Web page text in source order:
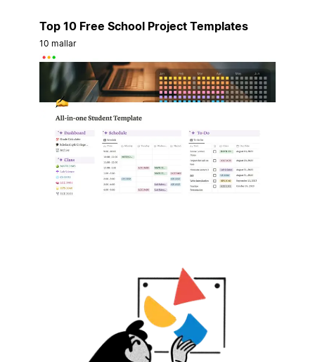
Top 10 Free School Project Templates
10 mallar